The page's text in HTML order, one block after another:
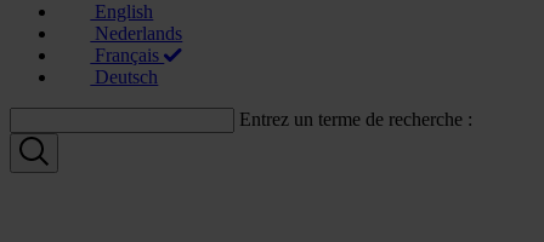
English
Nederlands
Français
Deutsch
Entrez un terme de recherche :